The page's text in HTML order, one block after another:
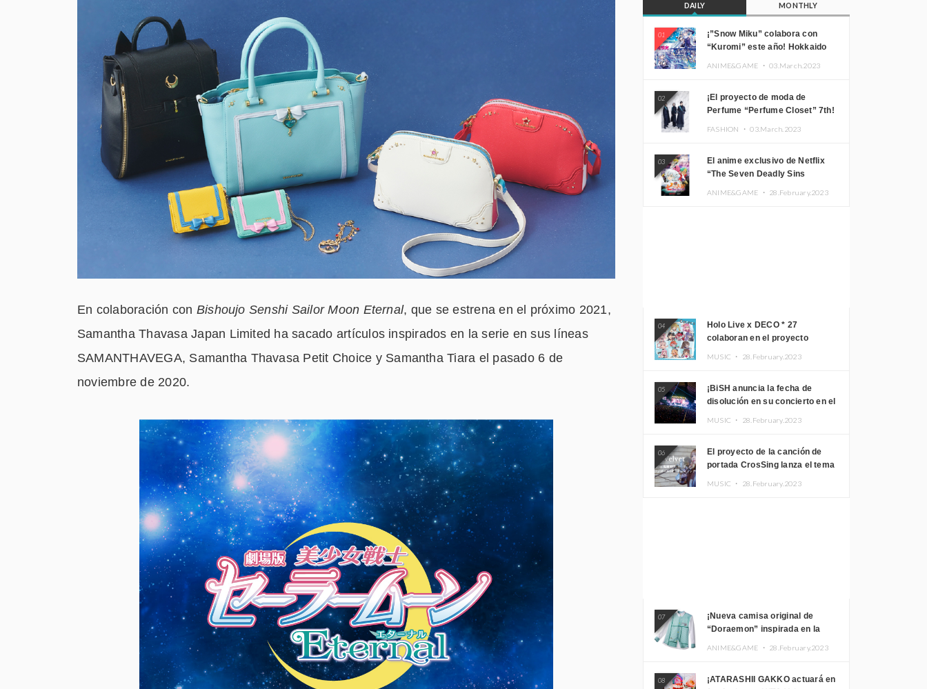
En colaboración con Bishoujo Senshi Sailor Moon Eternal, que se estrena en el próximo 2021,
Samantha Thavasa Japan Limited ha sacado artículos inspirados en la serie en sus líneas
SAMANTHAVEGA, Samantha Thavasa Petit Choice y Samantha Tiara el pasado 6 de
noviembre de 2020.
DAILY MONTHLY
01
¡”Snow Miku” colabora con
“Kuromi” este año! Hokkaido
ANIME&GAME ・03.March.2023
02
¡El proyecto de moda de
Perfume “Perfume Closet” 7th!
FASHION ・03.March.2023
03
El anime exclusivo de Netflix
“The Seven Deadly Sins
ANIME&GAME ・ 28.February.2023
04
Holo Live x DECO * 27
colaboran en el proyecto
MUSIC ・ 28.February.2023
05
¡BiSH anuncia la fecha de
disolución en su concierto en el
MUSIC ・ 28.February.2023
06
El proyecto de la canción de
portada CrosSing lanza el tema
MUSIC ・ 28.February.2023
07
¡Nueva camisa original de
“Doraemon” inspirada en la
ANIME&GAME ・ 28.February.2023
08
¡ATARASHII GAKKO actuará en